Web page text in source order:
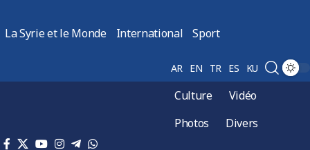
La Syrie et le Monde International Sport
AR EN TR ES KU
Culture
Vidéo
Photos
Divers